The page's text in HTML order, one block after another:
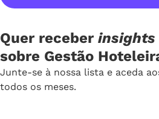
Quer receber insights
sobre Gestão
Junte-se à nossa lista e aceda
todos os meses.